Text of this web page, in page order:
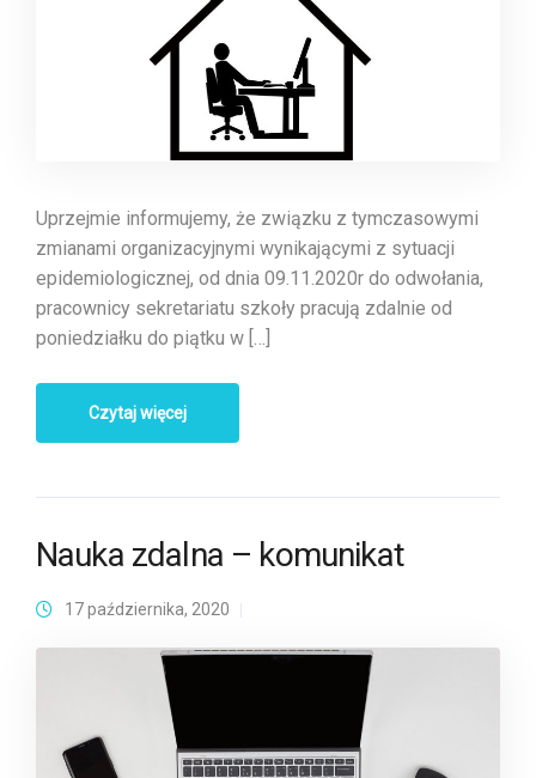
Uprzejmie informujemy, że związku z tymczasowymi
zmianami organizacyjnymi wynikającymi z sytuacji
epidemiologicznej, od dnia 09.11.2020r do odwołania,
pracownicy sekretariatu szkoły pracują zdalnie od
poniedziałku do piątku w […]
Czytaj więcej
Nauka zdalna – komunikat
17 października, 2020